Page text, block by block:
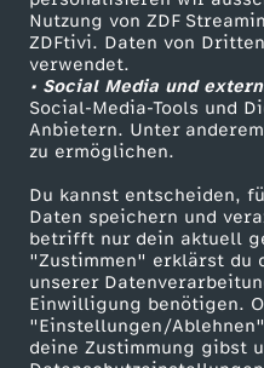
Nutzung von ZDF
ZDFtivi. Daten von
verwendet.
• Social Media und
Social-Media-Tools und
Anbietern. Unter
zu ermöglichen.
Du kannst entscheiden,
Daten speichern und
betrifft nur dein aktuell
"Zustimmen" erklärst du
unserer
Einwilligung benötigen.
"Einstellungen/
deine Zustimmung gibst
f
m
a
n
n
:
ZDF Unternehmen
Karriere
ZDF goes Schule
Werbefernsehen
Mainzelmännchen